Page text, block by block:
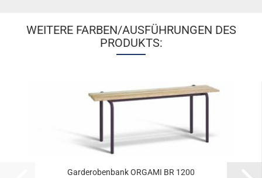
WEITERE FARBEN/AUSFÜHRUNGEN DES
PRODUKTS:
Gar­de­ro­ben­bank OR­GA­MI BR 1200